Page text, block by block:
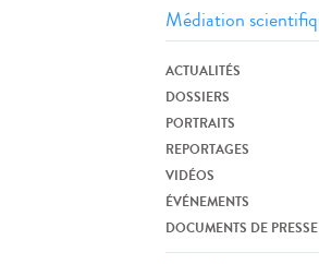
ACTUALITÉS
DOSSIERS
PORTRAITS
REPORTAGES
VIDÉOS
ÉVÉNEMENTS
DOCUMENTS DE PRESSE